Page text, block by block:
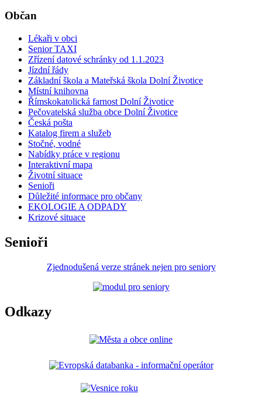
Občan
Lékaři v obci
Senior TAXI
Zřízení datové schránky od 1.1.2023
Jízdní řády
Základní škola a Mateřská škola Dolní Životice
Místní knihovna
Římskokatolická farnost Dolní Životice
Pečovatelská služba obce Dolní Životice
Česká pošta
Katalog firem a služeb
Stočné, vodné
Nabídky práce v regionu
Interaktivní mapa
Životní situace
Senioři
Důležité informace pro občany
EKOLOGIE A ODPADY
Krizové situace
Senioři
Zjednodušená verze stránek nejen pro seniory
Odkazy